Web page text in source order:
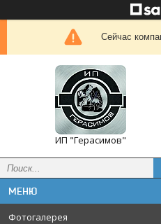
Сейчас
ИП "Герасимов"
Фотогалерея